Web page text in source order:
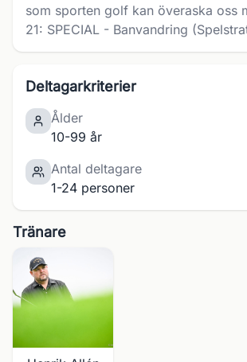
som sporten golf kan överaska oss
21: SPECIAL - Banvandring
Deltagarkriterier
Ålder
10-99 år
Antal deltagare
1-24 personer
Tränare